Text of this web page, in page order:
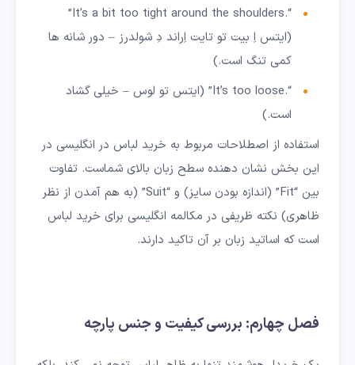
“.It’s a bit too tight around the shoulders”
(ایتس اِ بیت تو تایت اِراند دِ شولدرز – دور شانه ها
کمی تنگ است.)
“.It’s too loose” (ایتس تو لوس – خیلی گشاد
است.)
استفاده از اصطلاحات مربوط به خرید لباس در انگلیسی در
این بخش نشان دهنده سطح زبان بالای شماست. تفاوت
بین “Fit” (اندازه بودن سایز) و “Suit” (به هم آمدن از نظر
ظاهری) نکته ظریفی در مکالمه انگلیسی برای خرید لباس
است که اساتید زبان بر آن تاکید دارند.
فصل چهارم: بررسی کیفیت و جنس پارچه